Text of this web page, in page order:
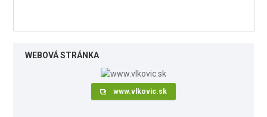
WEBOVÁ STRÁNKA
www.vlkovic.sk